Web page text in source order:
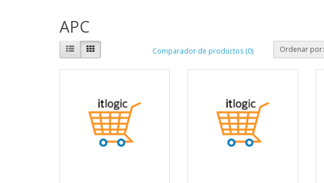
APC
Comparador de productos (0) Ordenar por: